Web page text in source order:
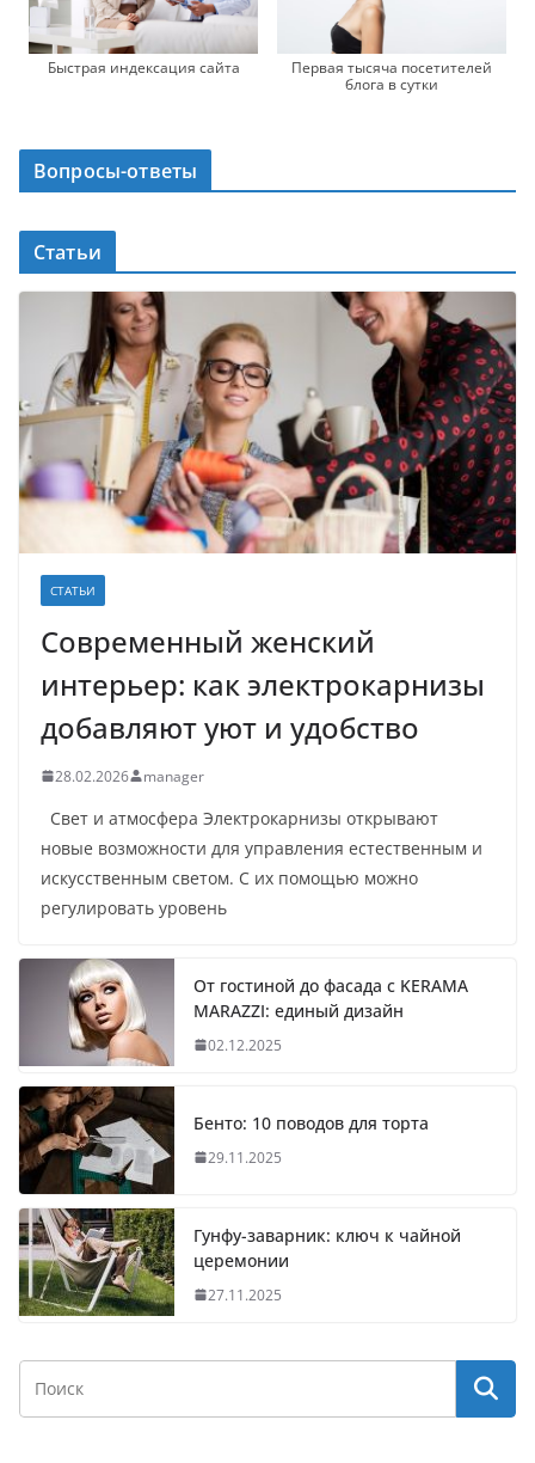
Быстрая индексация сайта
Первая тысяча посетителей
блога в сутки
Вопросы-ответы
Статьи
СТАТЬИ
Современный женский
интерьер: как электрокарнизы
добавляют уют и удобство
28.02.2026 manager
Свет и атмосфера Электрокарнизы открывают
новые возможности для управления естественным и
искусственным светом. С их помощью можно
регулировать уровень
От гостиной до фасада с KERAMA
MARAZZI: единый дизайн
02.12.2025
Бенто: 10 поводов для торта
29.11.2025
Гунфу-заварник: ключ к чайной
церемонии
27.11.2025